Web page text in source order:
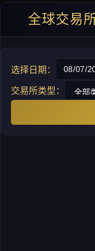
全球交易
选择日期：
交易所类型：